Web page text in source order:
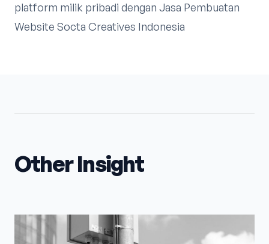
platform milik pribadi dengan Jasa Pembuatan
Website Socta Creatives Indonesia
Other Insight